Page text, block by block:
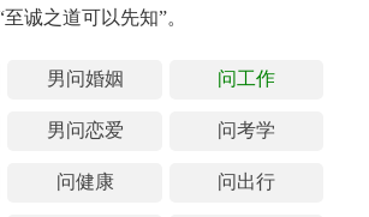
诚之道可以先知”。
男问婚姻 问工作
男问恋爱 问考学
问健康 问出行